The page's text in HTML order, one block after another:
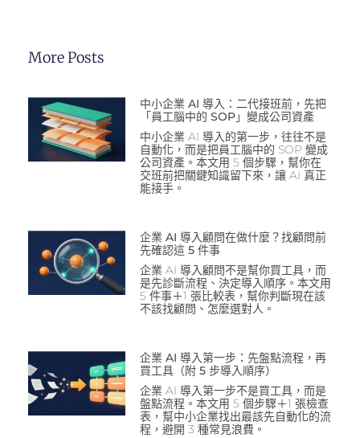
More Posts
中小企業 AI 導入：二代接班前，先把
「員工腦中的 SOP」變成公司資產
中小企業 AI 導入的第一步，往往不是
自動化，而是把員工腦中的 SOP 變成
公司資產。本文用 5 個步驟，幫你在
交班前把關鍵知識留下來，讓 AI 真正
能接手。
企業 AI 導入顧問在做什麼？找顧問前
先確認這 5 件事
企業 AI 導入顧問不是幫你買工具，而
是先診斷流程、決定導入順序。本文用
5 件事＋1 張比較表，幫你判斷現在該
不該找顧問、怎麼選對人。
企業 AI 導入第一步：先盤點流程，再
買工具（附 5 步導入順序）
企業 AI 導入第一步不是買工具，而是
盤點流程。本文用 5 個步驟＋1 張檢查
表，幫中小企業找出最該先自動化的流
程，避開 3 種常見浪費。